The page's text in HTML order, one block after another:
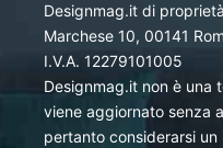
Designmag.it di
Marchese 10, 00141
I.V.A. 12279101005
Designmag.it non è una
viene aggiornato senza
pertanto considerarsi